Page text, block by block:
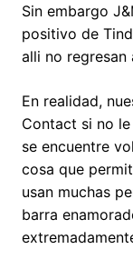
Sin embargo
positivo de
alli no regresan
En realidad,
Contact si no
se encuentre
cosa que
usan muchas
barra